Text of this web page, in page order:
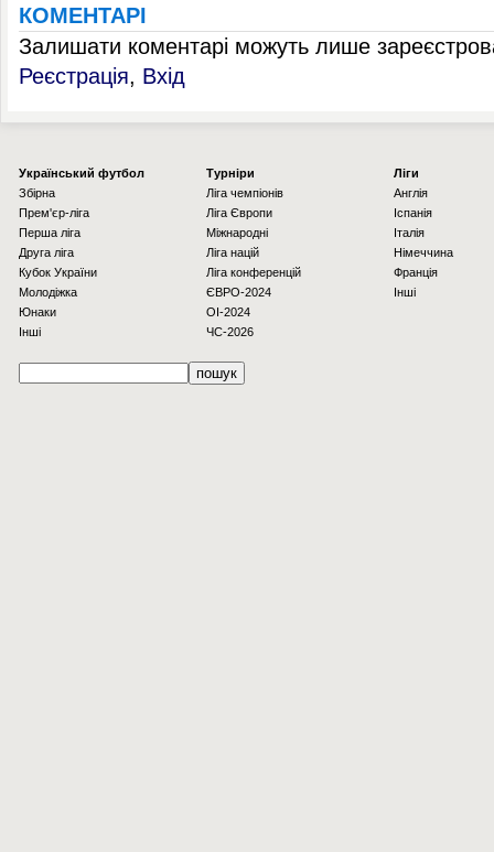
КОМЕНТАРІ
Залишати коментарі можуть лише
Реєстрація, Вхід
Українcький футбол
Збірна
Прем'єр-ліга
Перша ліга
Друга ліга
Кубок України
Молодіжка
Юнаки
Інші
Турніри
Ліга чемпіонів
Ліга Європи
Міжнародні
Ліга націй
Ліга конференцій
ЄВРО-2024
OI-2024
ЧС-2026
Ліги
Англія
Іспанія
Італія
Німеччина
Франція
Інші